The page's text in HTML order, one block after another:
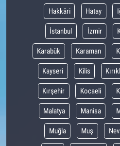
Hakkâri Hatay
İstanbul İzmir
Karabük Karaman
Kayseri Kilis
Kırşehir Kocaeli
Malatya Manisa
Muğla Muş